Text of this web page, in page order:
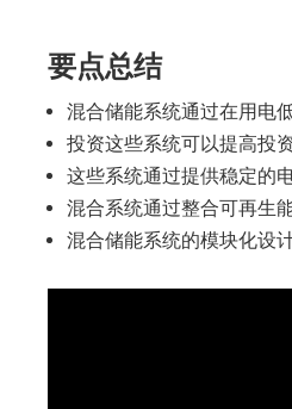
要点总结
混合储能系统通过在用电
投资这些系统可以提高投
这些系统通过提供稳定的
混合系统通过整合可再生
混合储能系统的模块化设